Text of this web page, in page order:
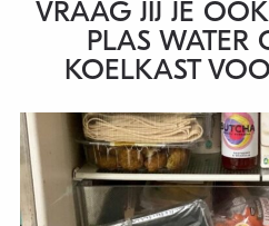
VRAAG JIJ JE
PLAS WATER
KOELKAST